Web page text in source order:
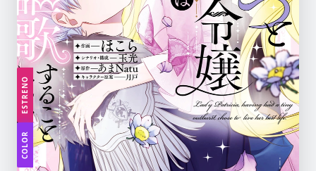
ESTRENO
COLOR